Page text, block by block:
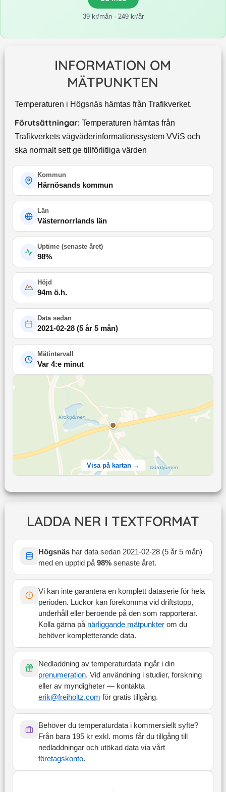
39 kr/mån · 249 kr/år
INFORMATION OM
MÄTPUNKTEN
Temperaturen i Högsnäs hämtas från Trafikverket.
Förutsättningar: Temperaturen hämtas från
Trafikverkets vägväderinformationssystem VViS och
ska normalt sett ge tillförlitliga värden
Kommun
Härnösands kommun
Län
Västernorrlands län
Uptime (senaste året)
98%
Höjd
94m ö.h.
Data sedan
2021-02-28(5 år 5 mån)
Mätintervall
Var 4:e minut
Visa på kartan →
LADDA NER I TEXTFORMAT
Högsnäshar data sedan 2021-02-28(5 år 5 mån)
med en upptid på98% senaste året.
Vi kan inte garantera en komplett dataserie för hela
perioden. Luckor kan förekomma vid driftstopp,
underhåll eller beroende på den som rapporterar.
Kolla gärna på närliggande mätpunkterom du
behöver kompletterande data.
Nedladdning av temperaturdata ingår i din
prenumeration. Vid användning i studier, forskning
eller av myndigheter — kontakta
erik@freiholtz.com för gratis tillgång.
Behöver du temperaturdata i kommersiellt syfte?
Från bara 195 kr exkl. moms får du tillgång till
nedladdningar och utökad data via vårt
företagskonto.